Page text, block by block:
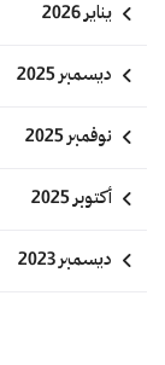
يناير 2026
ديسمبر 2025
نوفمبر 2025
أكتوبر 2025
ديسمبر 2023